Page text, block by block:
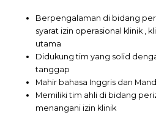
Berpengalaman di bidang
syarat izin operasional klinik ,
utama
Didukung tim yang solid
tanggap
Mahir bahasa Inggris dan
Memiliki tim ahli di bidang
menangani izin klinik